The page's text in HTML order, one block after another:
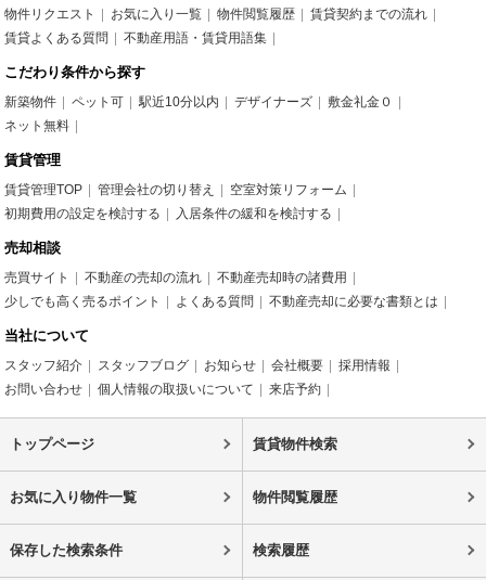
物件リクエスト
お気に入り一覧 物件閲覧履歴
賃貸契約までの流れ
賃貸よくある質問
不動産用語・賃貸用語集
こだわり条件から探す
新築物件 ペット可 駅近10分以内 デザイナーズ
敷金礼金０
ネット無料
賃貸管理
賃貸管理TOP 管理会社の切り替え
空室対策リフォーム
初期費用の設定を検討する
入居条件の緩和を検討する
売却相談
売買サイト 不動産の売却の流れ
不動産売却時の諸費用
少しでも高く売るポイント
よくある質問 不動産売却に必要な書類とは
当社について
スタッフ紹介 スタッフブログ お知らせ 会社概要
採用情報
お問い合わせ
個人情報の取扱いについて 来店予約
トップページ 賃貸物件検索
お気に入り物件一覧 物件閲覧履歴
保存した検索条件 検索履歴